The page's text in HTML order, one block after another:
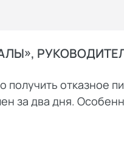
получить отказное
за два дня.